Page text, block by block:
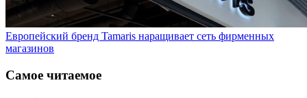
Европейский бренд Tamaris наращивает сеть фирменных
магазинов
Самое читаемое